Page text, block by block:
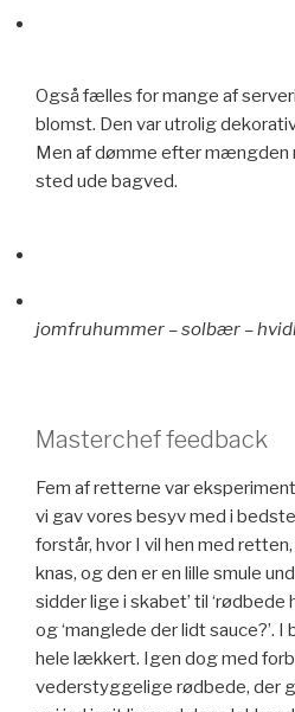
Også fælles for mange af
blomst. Den var utrolig
Men af dømme efter mængden
sted ude bagved.
jomfruhummer – solbær –
Masterchef feedback
Fem af retterne var
vi gav vores besyv med i
forstår, hvor I vil hen med
knas, og den er en lille smule
sidder lige i skabet’ til ‘rødbede
og ‘manglede der lidt sauce?’.
hele lækkert. Igen dog med
vederstyggelige rødbede, der